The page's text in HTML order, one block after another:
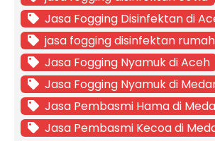
Jasa Fogging Disinfektan di
jasa fogging disinfektan rumah
Jasa Fogging Nyamuk di Aceh
Jasa Fogging Nyamuk di
Jasa Pembasmi Hama di
Jasa Pembasmi Kecoa di